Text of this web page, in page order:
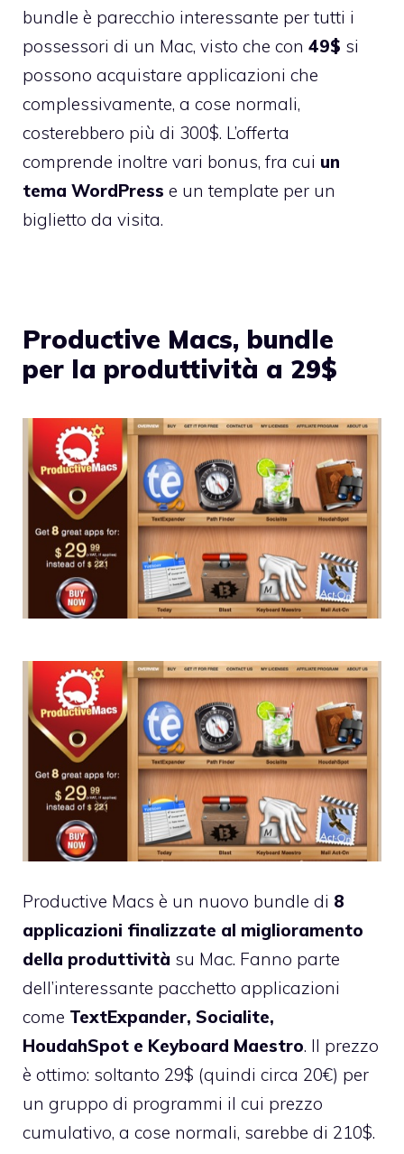
bundle è parecchio interessante per tutti i
possessori di un Mac, visto che con 49$ si
possono acquistare applicazioni che
complessivamente, a cose normali,
costerebbero più di 300$. L’offerta
comprende inoltre vari bonus, fra cui un
tema WordPress e un template per un
biglietto da visita.
Productive Macs, bundle
per la produttività a 29$
Productive Macs è un nuovo bundle di 8
applicazioni finalizzate al miglioramento
della produttività su Mac. Fanno parte
dell’interessante pacchetto applicazioni
come TextExpander, Socialite,
HoudahSpot e Keyboard Maestro. Il prezzo
è ottimo: soltanto 29$ (quindi circa 20€) per
un gruppo di programmi il cui prezzo
cumulativo, a cose normali, sarebbe di 210$.